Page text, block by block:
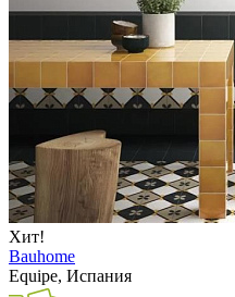
Хит!
Bauhome
Equipe, Испания